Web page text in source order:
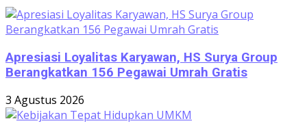
Apresiasi Loyalitas Karyawan, HS Surya Group
Berangkatkan 156 Pegawai Umrah Gratis
3 Agustus 2026